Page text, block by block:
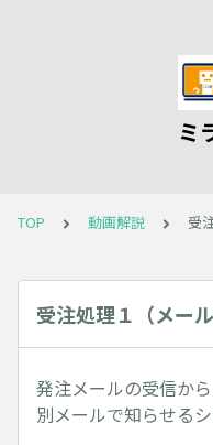
ミ
TOP 動画解説 受
受注処理１（メー
発注メールの受信か
別メールで知らせるシ